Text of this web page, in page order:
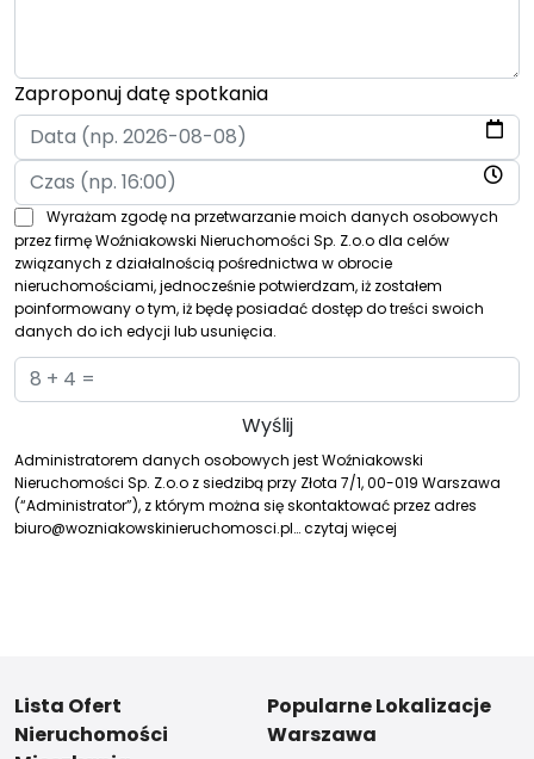
Zaproponuj datę spotkania
Wyrażam zgodę na przetwarzanie moich danych osobowych
przez firmę Woźniakowski Nieruchomości Sp. Z.o.o dla celów
związanych z działalnością pośrednictwa w obrocie
nieruchomościami, jednocześnie potwierdzam, iż zostałem
poinformowany o tym, iż będę posiadać dostęp do treści swoich
danych do ich edycji lub usunięcia.
Administratorem danych osobowych jest Woźniakowski
Nieruchomości Sp. Z.o.o z siedzibą przy Złota 7/1, 00-019 Warszawa
(“Administrator”), z którym można się skontaktować przez adres
biuro@wozniakowskinieruchomosci.pl…czytaj więcej
Lista Ofert
Nieruchomości
Popularne Lokalizacje
Warszawa